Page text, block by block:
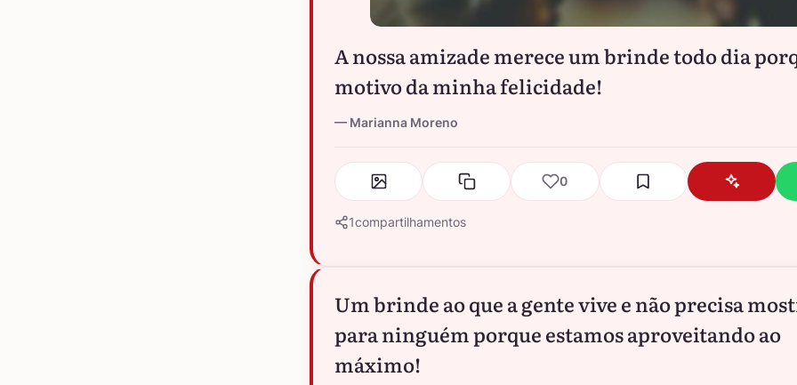
A nossa amizade merece um brinde todo dia
motivo da minha felicidade!
Marianna Moreno
0
1compartilhamentos
Um brinde ao que a gente vive e não precisa
para ninguém porque estamos aproveitando ao
máximo!